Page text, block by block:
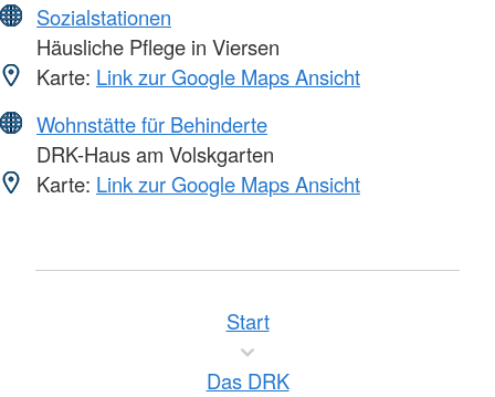
Sozialstationen
Häusliche Pflege in Viersen
Karte: Link zur Google Maps Ansicht
Wohnstätte für Behinderte
DRK-Haus am Volskgarten
Karte: Link zur Google Maps Ansicht
Start
Das DRK